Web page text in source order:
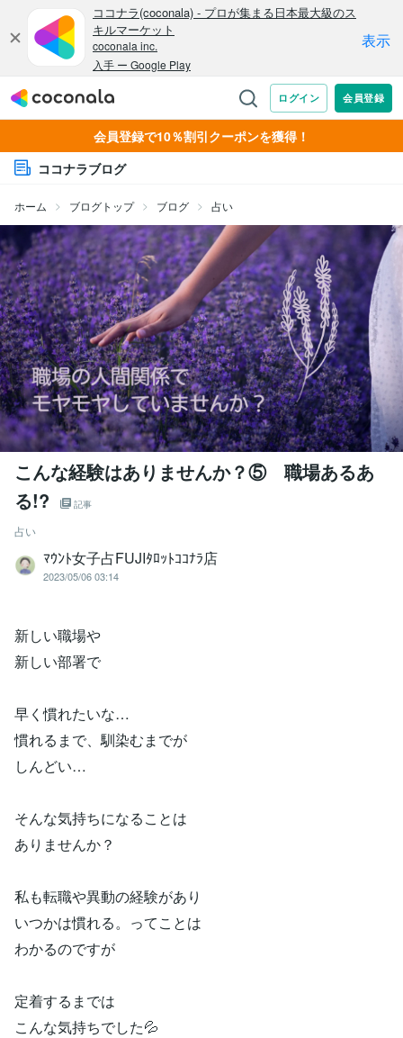
会員登録で10％割引クーポンを獲得！
ココナラブログ
ホーム ブログトップ ブログ 占い
こんな経験はありませんか？⑤ 職場あるあ
る!?
記事
占い
ﾏｳﾝﾄ女子占FUJIﾀﾛｯﾄｺｺﾅﾗ店
2023/05/06 03:14
新しい職場や
新しい部署で
早く慣れたいな…
慣れるまで、馴染むまでが
しんどい…
そんな気持ちになることは
ありませんか？
私も転職や異動の経験があり
いつかは慣れる。ってことは
わかるのですが
定着するまでは
こんな気持ちでした💦